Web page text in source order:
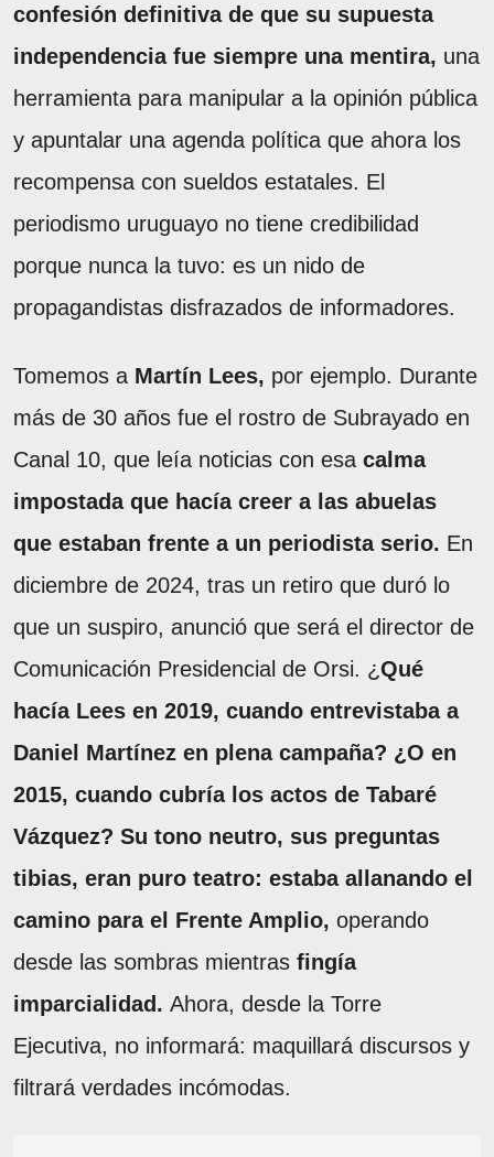
confesión definitiva de que su supuesta
independencia fue siempre una mentira, una
herramienta para manipular a la opinión pública
y apuntalar una agenda política que ahora los
recompensa con sueldos estatales. El
periodismo uruguayo no tiene credibilidad
porque nunca la tuvo: es un nido de
propagandistas disfrazados de informadores.
Tomemos a Martín Lees, por ejemplo. Durante
más de 30 años fue el rostro de Subrayado en
Canal 10, que leía noticias con esa calma
impostada que hacía creer a las abuelas
que estaban frente a un periodista serio. En
diciembre de 2024, tras un retiro que duró lo
que un suspiro, anunció que será el director de
Comunicación Presidencial de Orsi. ¿Qué
hacía Lees en 2019, cuando entrevistaba a
Daniel Martínez en plena campaña? ¿O en
2015, cuando cubría los actos de Tabaré
Vázquez? Su tono neutro, sus preguntas
tibias, eran puro teatro: estaba allanando el
camino para el Frente Amplio, operando
desde las sombras mientras fingía
imparcialidad. Ahora, desde la Torre
Ejecutiva, no informará: maquillará discursos y
filtrará verdades incómodas.